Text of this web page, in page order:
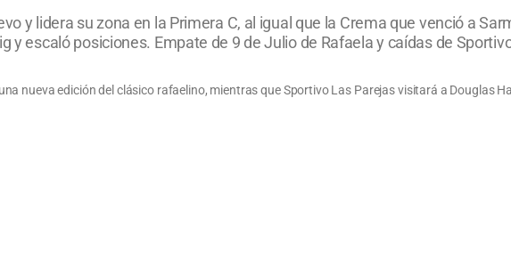
y lidera su zona en la Primera C, al igual que la Crema que venció a
y escaló posiciones. Empate de 9 de Julio de Rafaela y caídas de
nueva edición del clásico rafaelino, mientras que Sportivo Las Parejas visitará a Douglas